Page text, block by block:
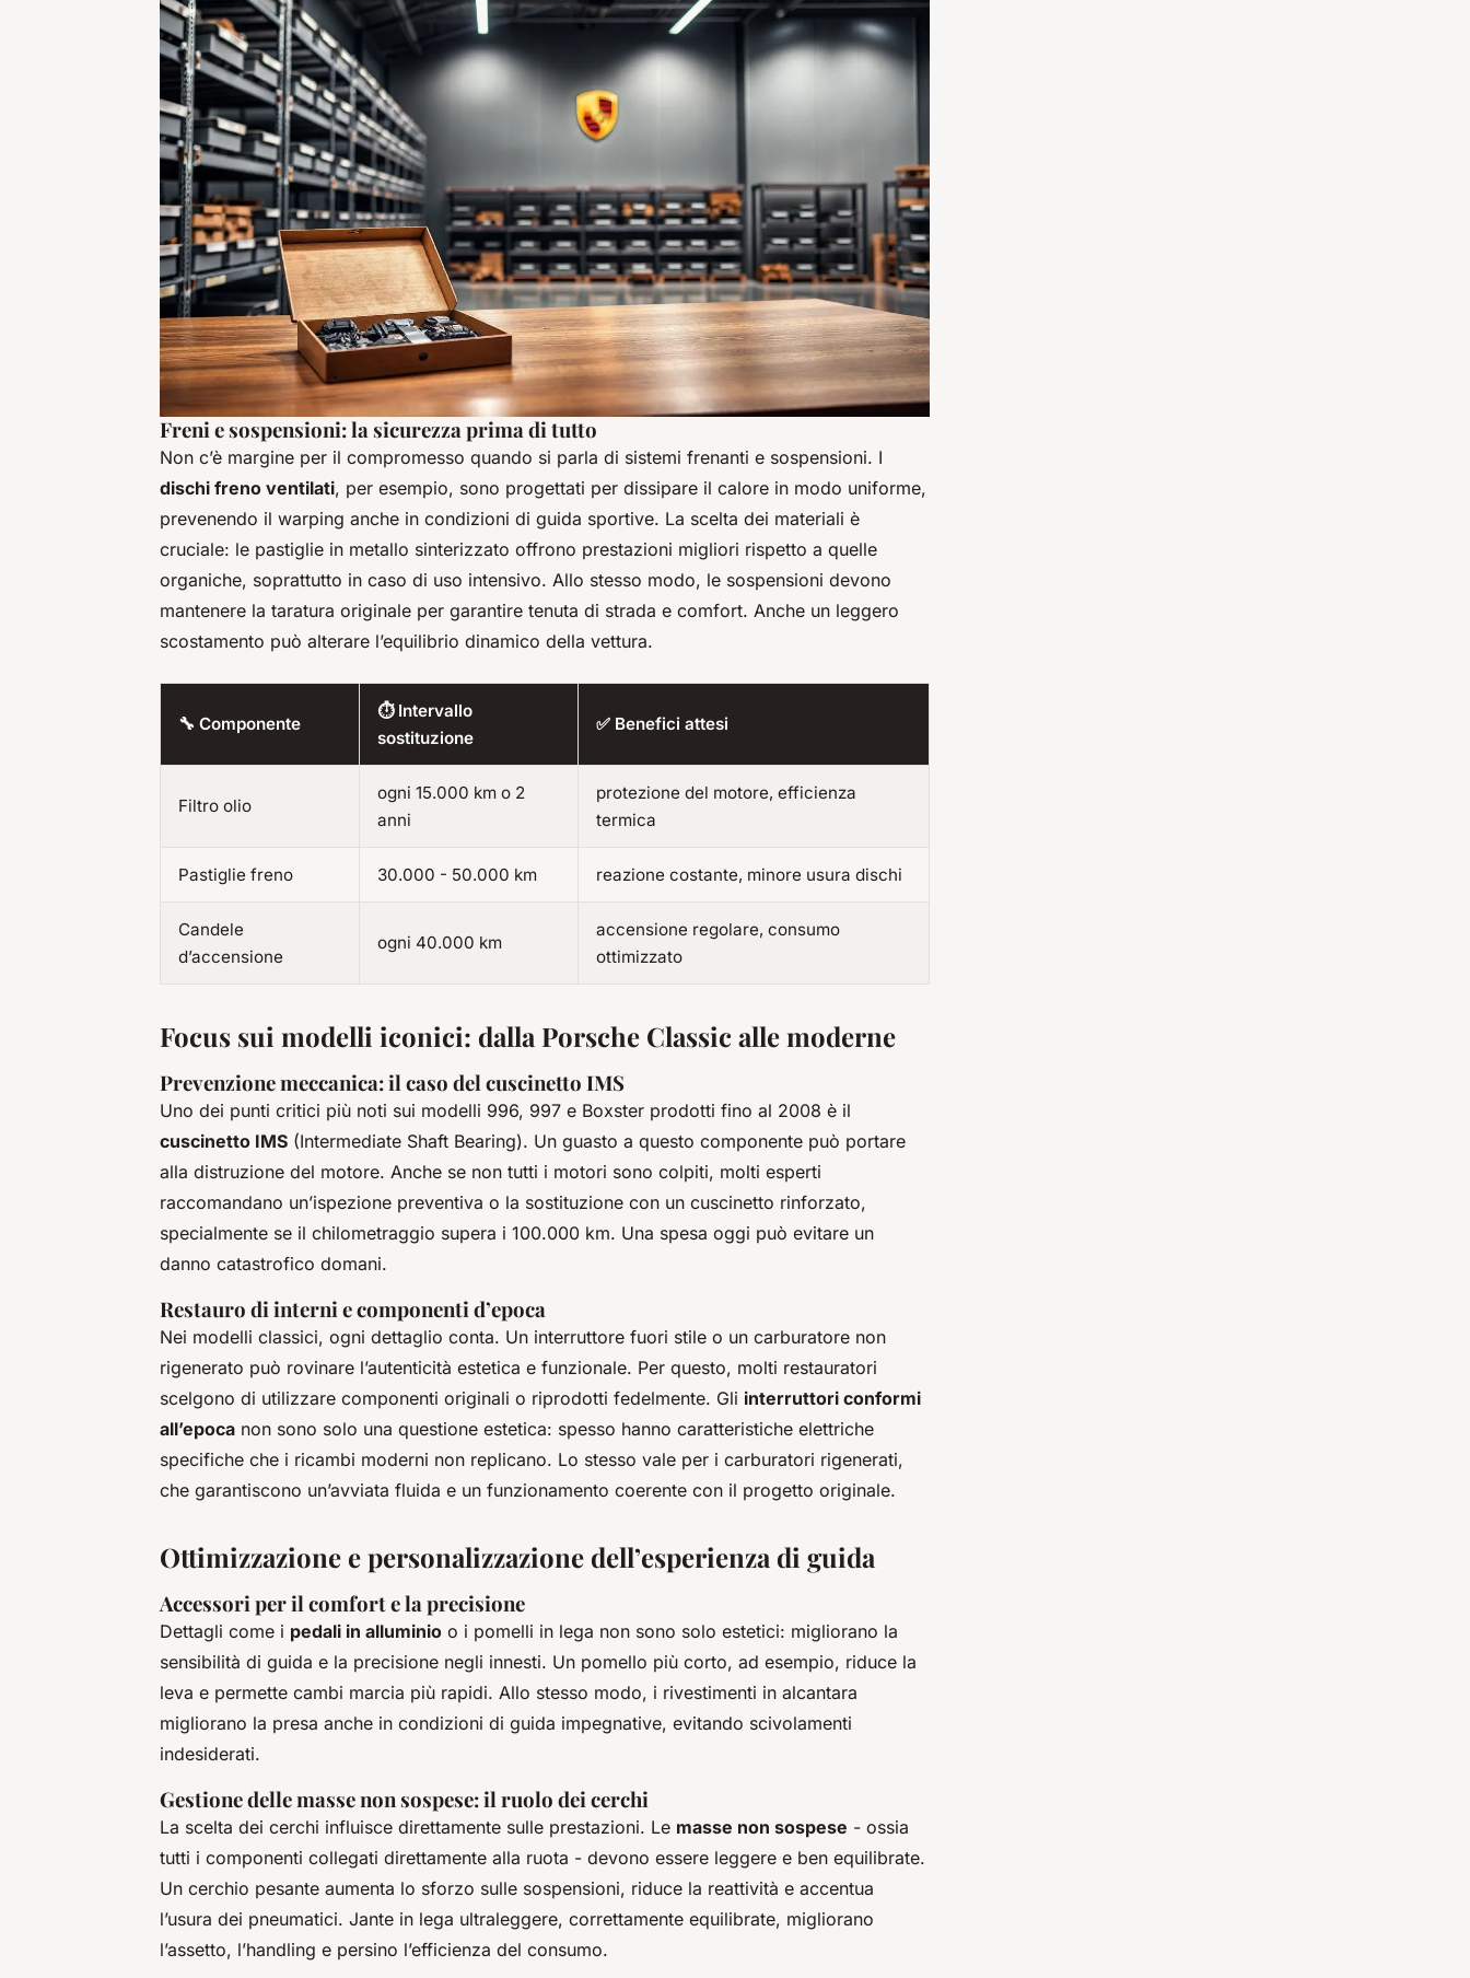
Freni e sospensioni: la sicurezza prima di tutto
Non c’è margine per il compromesso quando si parla di sistemi frenanti e sospensioni. I
dischi freno ventilati, per esempio, sono progettati per dissipare il calore in modo uniforme,
prevenendo il warping anche in condizioni di guida sportive. La scelta dei materiali è
cruciale: le pastiglie in metallo sinterizzato offrono prestazioni migliori rispetto a quelle
organiche, soprattutto in caso di uso intensivo. Allo stesso modo, le sospensioni devono
mantenere la taratura originale per garantire tenuta di strada e comfort. Anche un leggero
scostamento può alterare l’equilibrio dinamico della vettura.
🔧 Componente
⏱️ Intervallo
sostituzione
✅ Benefici attesi
Filtro olio
ogni 15.000 km o 2
anni
protezione del motore, efficienza
termica
Pastiglie freno 30.000 - 50.000 km reazione costante, minore usura dischi
Candele
d’accensione
ogni 40.000 km
accensione regolare, consumo
ottimizzato
Focus sui modelli iconici: dalla Porsche Classic alle moderne
Prevenzione meccanica: il caso del cuscinetto IMS
Uno dei punti critici più noti sui modelli 996, 997 e Boxster prodotti fino al 2008 è il
cuscinetto IMS (Intermediate Shaft Bearing). Un guasto a questo componente può portare
alla distruzione del motore. Anche se non tutti i motori sono colpiti, molti esperti
raccomandano un’ispezione preventiva o la sostituzione con un cuscinetto rinforzato,
specialmente se il chilometraggio supera i 100.000 km. Una spesa oggi può evitare un
danno catastrofico domani.
Restauro di interni e componenti d’epoca
Nei modelli classici, ogni dettaglio conta. Un interruttore fuori stile o un carburatore non
rigenerato può rovinare l’autenticità estetica e funzionale. Per questo, molti restauratori
scelgono di utilizzare componenti originali o riprodotti fedelmente. Gli interruttori conformi
all’epoca non sono solo una questione estetica: spesso hanno caratteristiche elettriche
specifiche che i ricambi moderni non replicano. Lo stesso vale per i carburatori rigenerati,
che garantiscono un’avviata fluida e un funzionamento coerente con il progetto originale.
Ottimizzazione e personalizzazione dell’esperienza di guida
Accessori per il comfort e la precisione
Dettagli come i pedali in alluminio o i pomelli in lega non sono solo estetici: migliorano la
sensibilità di guida e la precisione negli innesti. Un pomello più corto, ad esempio, riduce la
leva e permette cambi marcia più rapidi. Allo stesso modo, i rivestimenti in alcantara
migliorano la presa anche in condizioni di guida impegnative, evitando scivolamenti
indesiderati.
Gestione delle masse non sospese: il ruolo dei cerchi
La scelta dei cerchi influisce direttamente sulle prestazioni. Le masse non sospese - ossia
tutti i componenti collegati direttamente alla ruota - devono essere leggere e ben equilibrate.
Un cerchio pesante aumenta lo sforzo sulle sospensioni, riduce la reattività e accentua
l’usura dei pneumatici. Jante in lega ultraleggere, correttamente equilibrate, migliorano
l’assetto, l’handling e persino l’efficienza del consumo.